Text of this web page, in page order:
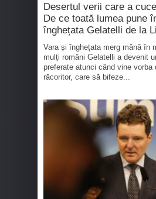
Desertul verii care a
De ce toată lumea pune
înghețata Gelatelli de la
Vara și înghețata merg mână în
mulți români Gelatelli a devenit
preferate atunci când vine vorba
răcoritor, care să bifeze...